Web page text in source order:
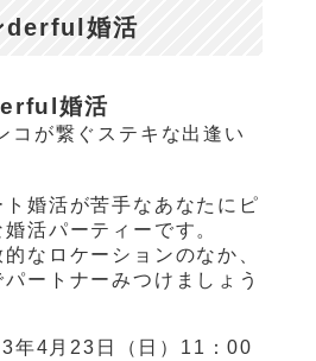
derful婚活
婚活
コが繋ぐステキな出逢い
婚活が苦手なあなたにピ
活パーティーです。
なロケーションのなか、
ートナーみつけましょう
年4月23 日（日） 11 ：00